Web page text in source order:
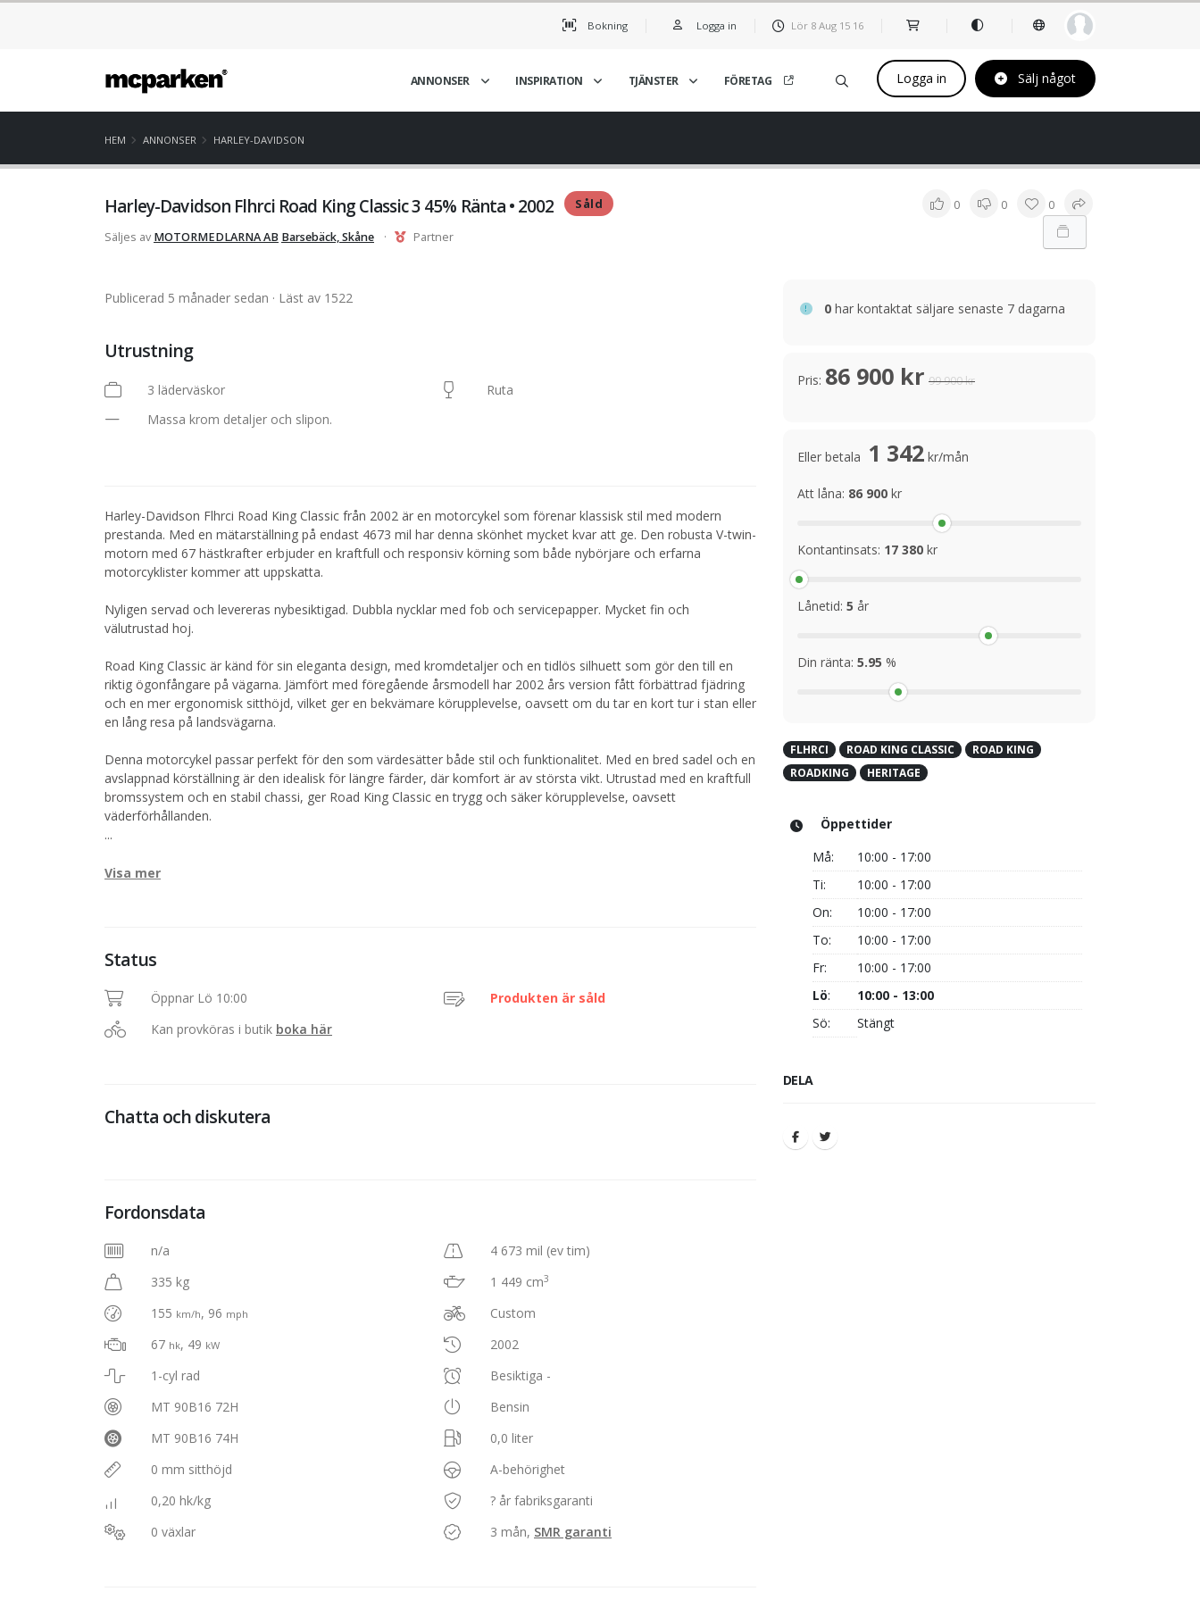
Bokning Logga in Lör 8 Aug 15 16
ANNONSER INSPIRATION TJÄNSTER FÖRETAG Logga in Sälj något
HEM ANNONSER HARLEY-DAVIDSON
Harley-Davidson Flhrci Road King Classic 3 45% Ränta • 2002 Såld 0 0 0
Säljes av MOTORMEDLARNA AB Barsebäck, Skåne · Partner
Publicerad 5 månader sedan · Läst av 1522
Utrustning
3 läderväskor
Ruta
Massa krom detaljer och slipon.
Harley-Davidson Flhrci Road King Classic från 2002 är en motorcykel som förenar klassisk stil med modern
prestanda. Med en mätarställning på endast 4673 mil har denna skönhet mycket kvar att ge. Den robusta V-twin-
motorn med 67 hästkrafter erbjuder en kraftfull och responsiv körning som både nybörjare och erfarna
motorcyklister kommer att uppskatta.
Nyligen servad och levereras nybesiktigad. Dubbla nycklar med fob och servicepapper. Mycket fin och
välutrustad hoj.
Road King Classic är känd för sin eleganta design, med kromdetaljer och en tidlös silhuett som gör den till en
riktig ögonfångare på vägarna. Jämfört med föregående årsmodell har 2002 års version fått förbättrad fjädring
och en mer ergonomisk sitthöjd, vilket ger en bekvämare körupplevelse, oavsett om du tar en kort tur i stan eller
en lång resa på landsvägarna.
Denna motorcykel passar perfekt för den som värdesätter både stil och funktionalitet. Med en bred sadel och en
avslappnad körställning är den idealisk för längre färder, där komfort är av största vikt. Utrustad med en kraftfull
bromssystem och en stabil chassi, ger Road King Classic en trygg och säker körupplevelse, oavsett
väderförhållanden.
...
Visa mer
Status
Öppnar Lö 10:00
Kan provköras i butik boka här
Produkten är såld
Chatta och diskutera
Fordonsdata
n/a
335 kg
155 km/h, 96 mph
67 hk, 49 kW
1-cyl rad
MT 90B16 72H
MT 90B16 74H
0 mm sitthöjd
0,20 hk/kg
0 växlar
4 673 mil (ev tim)
1 449 cm3
Custom
2002
Besiktiga -
Bensin
0,0 liter
A-behörighet
? år fabriksgaranti
3 mån, SMR garanti
0 har kontaktat säljare senaste 7 dagarna
Pris: 86 900 kr 99 900 kr
Eller betala 1 342 kr/mån
Att låna: 86 900 kr
Kontantinsats: 17 380 kr
Lånetid: 5 år
Din ränta: 5.95 %
FLHRCI ROAD KING CLASSIC
ROAD KING
ROADKING
HERITAGE
Öppettider
Må:
10:00 - 17:00
Ti:
10:00 - 17:00
On:
10:00 - 17:00
To:
10:00 - 17:00
Fr:
10:00 - 17:00
Lö:
10:00 - 13:00
Sö:
Stängt
DELA